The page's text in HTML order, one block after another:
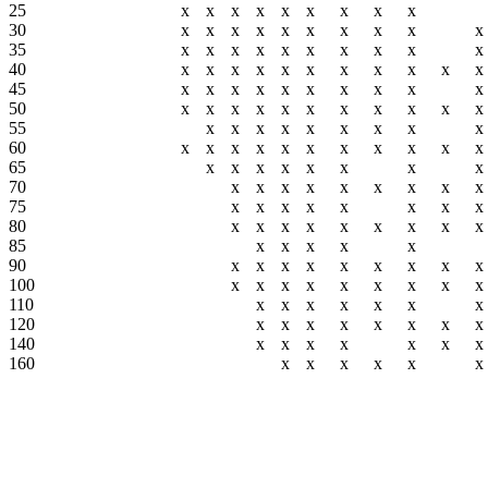
25
х х х х х х х х
х
30
х х х х х х х х х
х
35
х х х х х х х х х
х
40
х х х х х х х х х х
х
45
х х х х х х х х х
х
50
х х х х х х х х х х
х
55
х х х х х х х х
х
60
х х х х х х х х х х
х
65
х х х х х х х
х
70
х х х х х х х х
х
75
х х х х х х х
х
80
х х х х х х х х
х
85
х х х х
х
90
х х х х х х х х
х
100
х х х х х х х х
х
110
х х х х х х
х
120
х х х х х х х
х
140
х х х х х х
х
160
х х х х х х